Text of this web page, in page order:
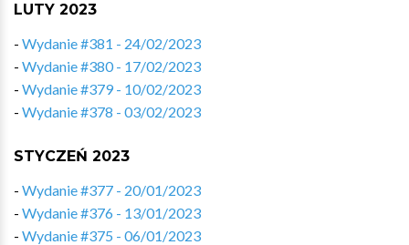
LUTY 2023
- Wydanie #381 - 24/02/2023
- Wydanie #380 - 17/02/2023
- Wydanie #379 - 10/02/2023
- Wydanie #378 - 03/02/2023
STYCZEŃ 2023
- Wydanie #377 - 20/01/2023
- Wydanie #376 - 13/01/2023
- Wydanie #375 - 06/01/2023